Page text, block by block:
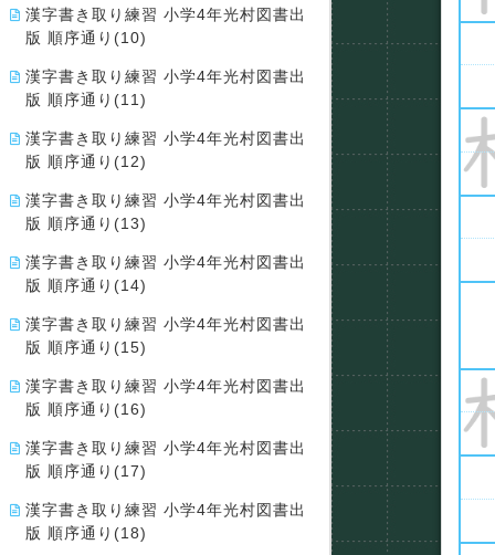
漢字書き取り練習 小学4年光村図書出
版 順序通り(10)
漢字書き取り練習 小学4年光村図書出
版 順序通り(11)
漢字書き取り練習 小学4年光村図書出
版 順序通り(12)
漢字書き取り練習 小学4年光村図書出
版 順序通り(13)
漢字書き取り練習 小学4年光村図書出
版 順序通り(14)
漢字書き取り練習 小学4年光村図書出
版 順序通り(15)
漢字書き取り練習 小学4年光村図書出
版 順序通り(16)
漢字書き取り練習 小学4年光村図書出
版 順序通り(17)
漢字書き取り練習 小学4年光村図書出
版 順序通り(18)